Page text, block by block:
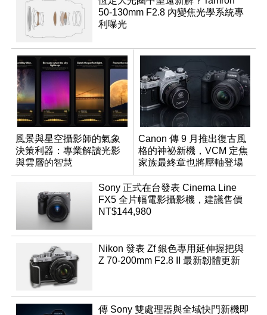
50-130mm F2.8 內變焦光學系統專
利曝光
風景與星空攝影師的氣象
決策利器：專業解讀光影
與雲層的智慧
App「Atmos」登場
Canon 傳 9 月推出復古風
格的神祕新機，VCM 定焦
家族最終章也將壓軸登場
Sony 正式在台發表 Cinema Line
FX5 全片幅電影攝影機，建議售價
NT$144,980
Nikon 發表 Zf 銀色專用延伸握把與
Z 70-200mm F2.8 II 最新韌體更新
傳 Sony 雙處理器與全域快門新機即